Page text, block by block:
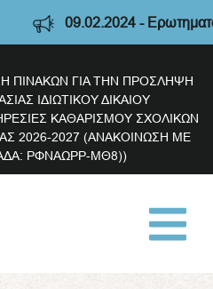
09.02.2024 -
ΠΙΝΑΚΩΝ ΓΙΑ ΤΗΝ ΠΡΟΣΛΗΨΗ
ΙΔΙΩΤΙΚΟΥ ΔΙΚΑΙΟΥ
ΚΑΘΑΡΙΣΜΟΥ ΣΧΟΛΙΚΩΝ
2026-2027 (ΑΝΑΚΟΙΝΩΣΗ ΜΕ
ΡΦΝΑΩΡΡ-ΜΘ8))